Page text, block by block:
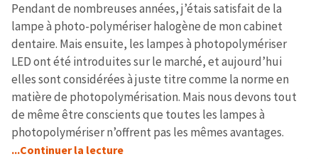
Pendant de nombreuses années, j’étais satisfait de la
lampe à photo-polymériser halogène de mon cabinet
dentaire. Mais ensuite, les lampes à photopolymériser
LED ont été introduites sur le marché, et aujourd’hui
elles sont considérées à juste titre comme la norme en
matière de photopolymérisation. Mais nous devons tout
de même être conscients que toutes les lampes à
photopolymériser n’offrent pas les mêmes avantages.
...Continuer la lecture